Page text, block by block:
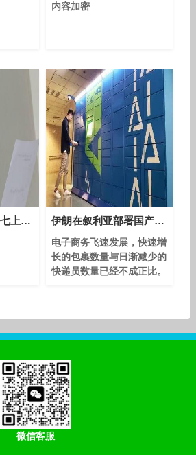
内容加密
部编版道德与法治七上9.2《增强生命的韧性》课堂教学视频实录-关玲 伊朗在叙利亚部署国产防空导弹 号称可拦截隐形战机
电子商务飞速发展，快速增
长的包裹数量与日渐减少的
快递员数量已经不成正比。
够得到很高的工资回报，但
随着人们对服务水平的要求
也越来越高，他们也越来越
辛苦。 同时，快递员的社
会地位相对较低，随着人们
文化水平及文化素养的逐渐
提高，一些有学历有技能的
人都已不太愿意做快递员。
微信客服